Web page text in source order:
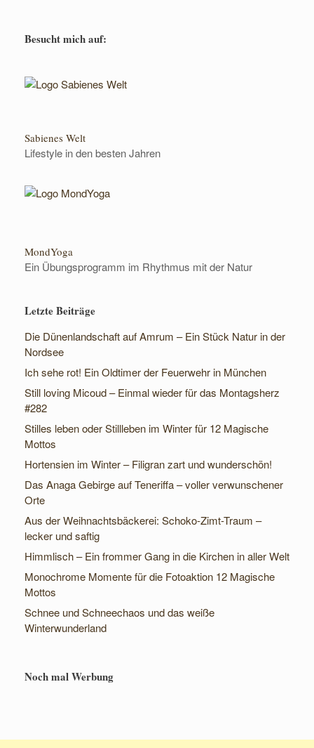
Besucht mich auf:
Sabienes Welt
Lifestyle in den besten Jahren
MondYoga
Ein Übungsprogramm im Rhythmus mit der Natur
Letzte Beiträge
Die Dünenlandschaft auf Amrum – Ein Stück Natur in der
Nordsee
Ich sehe rot! Ein Oldtimer der Feuerwehr in München
Still loving Micoud – Einmal wieder für das Montagsherz
#282
Stilles leben oder Stillleben im Winter für 12 Magische
Mottos
Hortensien im Winter – Filigran zart und wunderschön!
Das Anaga Gebirge auf Teneriffa – voller verwunschener
Orte
Aus der Weihnachtsbäckerei: Schoko-Zimt-Traum –
lecker und saftig
Himmlisch – Ein frommer Gang in die Kirchen in aller Welt
Monochrome Momente für die Fotoaktion 12 Magische
Mottos
Schnee und Schneechaos und das weiße
Winterwunderland
Noch mal Werbung